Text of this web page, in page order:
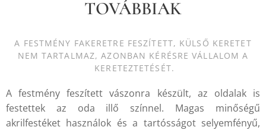
TOVÁBBIAK
A FESTMÉNY FAKERETRE FESZÍTETT, KÜLSŐ KERETET
NEM TARTALMAZ, AZONBAN KÉRÉSRE VÁLLALOM A
KERETEZTETÉSÉT.
A festmény feszített vászonra készült, az oldalak is
festettek az oda illő színnel. Magas minőségű
akrilfestéket használok és a tartósságot selyemfényű,